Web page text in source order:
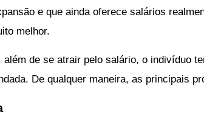
e que ainda oferece salários
melhor.
de se atrair pelo salário, o indivíduo
De qualquer maneira, as principais